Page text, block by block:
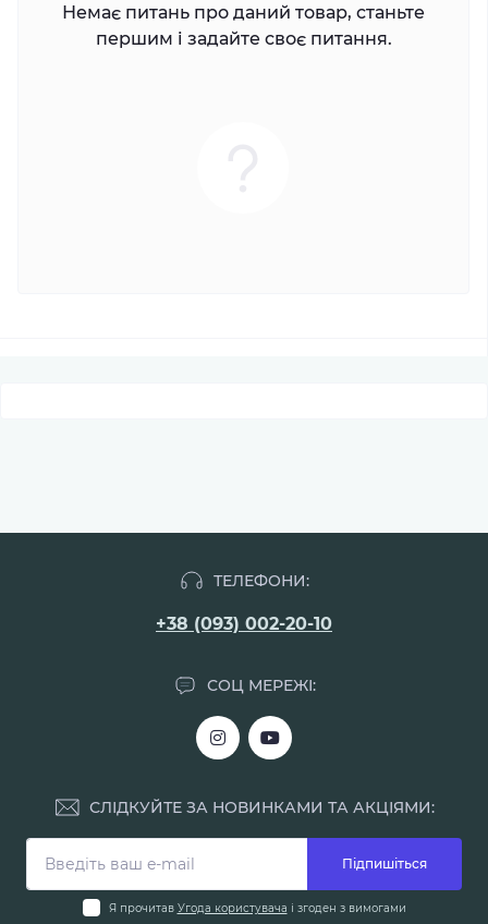
Немає питань про даний товар, станьте
першим і задайте своє питання.
ТЕЛЕФОНИ:
+38 (093) 002-20-10
СОЦ МЕРЕЖІ:
СЛІДКУЙТЕ ЗА НОВИНКАМИ ТА АКЦІЯМИ:
Підпишіться
Я прочитав Угода користувача і згоден з вимогами